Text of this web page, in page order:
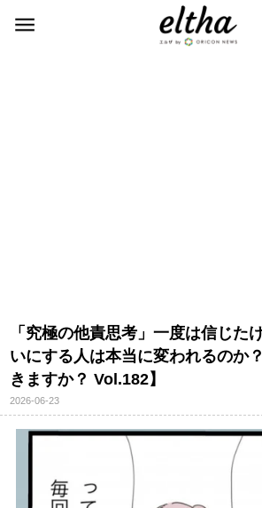
「究極の他責思考」一度は信じ
いにする人は本当に変われるのか
きますか？ Vol.182】
2026-06-23